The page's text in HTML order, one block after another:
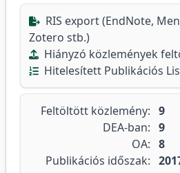
RIS export (EndNote,
Zotero stb.)
Hiányzó közlemények
Hitelesített Publikációs
Feltöltött közlemény: 9
DEA-ban: 9
OA: 8
Publikációs időszak: